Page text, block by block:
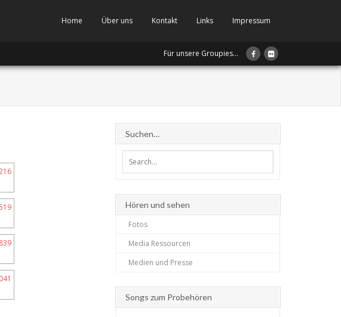
Home Über uns Kontakt Links Impressum
Für unsere Groupies...
Suchen…
Hören und sehen
Fotos
Media Ressourcen
Medien und Presse
Songs zum Probehören